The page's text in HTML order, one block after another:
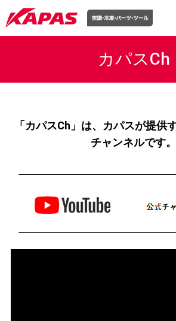
カパスCh
「カパスCh」は、カパスが提供
チャンネルです。